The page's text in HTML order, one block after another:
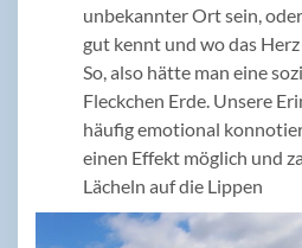
unbekannter Ort sein,
gut kennt und wo das
So, also hätte man eine
Fleckchen Erde. Unsere
häufig emotional
einen Effekt möglich und
Lächeln auf die Lippen